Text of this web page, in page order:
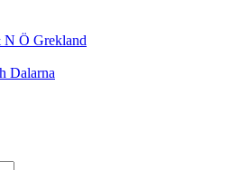
Ö Grekland
Dalarna